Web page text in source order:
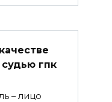
гпк
– лицо